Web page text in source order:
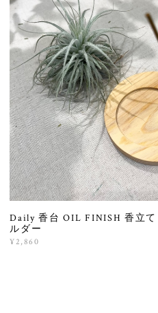
Daily 香台 OIL FINISH 香立
ルダー
¥2,860